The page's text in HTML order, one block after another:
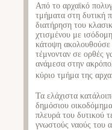
Από το αρχαϊκό
τμήματα στη δυτική
διατήρηση του
χτισμένου με
κάτοψη ακολουθούσε
τέμνονταν σε ορθές
ανάμεσα στην
κύριο τμήμα της
Τα ελάχιστα
δημόσιου
πλευρά του δυτικού
γνωστούς ναούς του